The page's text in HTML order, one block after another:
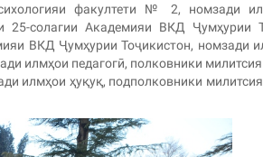
факултети № 2, номзади
солагии Академияи ВКД Ҷумҳурии
ВКД Ҷумҳурии Тоҷикистон, номзади
илмҳои педагогӣ, полковники
илмҳои ҳуқуқ, подполковники